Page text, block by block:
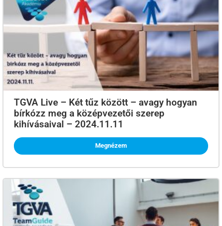
TGVA Live – Két tűz között – avagy hogyan
bírkózz meg a középvezetői szerep
kihívásaival – 2024.11.11
Megnézem